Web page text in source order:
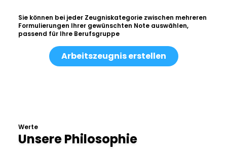
Sie können bei jeder Zeugniskategorie zwischen mehreren
Formulierungen Ihrer gewünschten Note auswählen,
passend für Ihre Berufsgruppe
Arbeitszeugnis erstellen
Werte
Unsere Philosophie